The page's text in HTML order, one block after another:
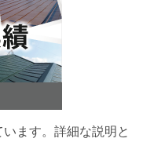
ます。詳細な説明と